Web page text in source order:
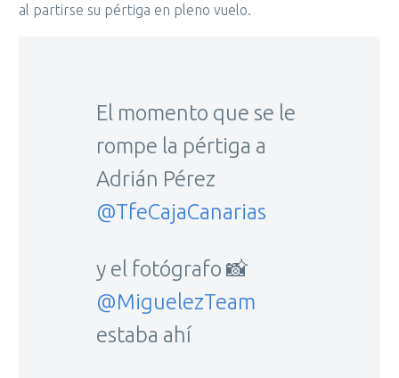
al partirse su pértiga en pleno vuelo.
El momento que se le
rompe la pértiga a
Adrián Pérez
@TfeCajaCanarias
y el fotógrafo 📸
@MiguelezTeam
estaba ahí